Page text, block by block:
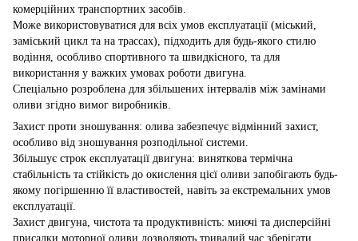
комерційних транспортних засобів.
Може використовуватися для всіх умов експлуатації (міський,
заміський цикл та на трассах), підходить для будь-якого стилю
водіння, особливо спортивного та швидкісного, та для
використання у важких умовах роботи двигуна.
Спеціально розроблена для збільшених інтервалів між замінами
оливи згідно вимог виробників.
Захист проти зношування: олива забезпечує відмінний захист,
особливо від зношування розподільної системи.
Збільшує строк експлуатації двигуна: виняткова термічна
стабільність та стійкість до окислення цієї оливи запобігають будь-
якому погіршенню її властивостей, навіть за екстремальних умов
експлуатації.
Захист двигуна, чистота та продуктивність: миючі та дисперсійні
присадки моторної оливи дозволяють тривалий час зберігати